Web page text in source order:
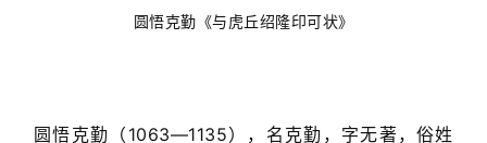
圆悟克勤《与虎丘绍隆印可状》
圆悟克勤（1063—1135），名克勤，字无著，俗姓